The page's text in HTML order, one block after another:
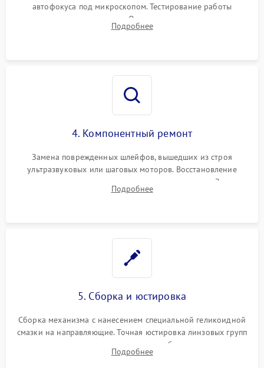
автофокуса под микроскопом. Тестирование работы
электромагнитного привода. Очистка оптических элементов
от пыли, следов влаги и грибка спецрастворами без
Подробнее
4. Компонентный ремонт
Замена поврежденных шлейфов, вышедших из строя
ультразвуковых или шаговых моторов. Восстановление
геометрии направляющих при заклинивании зума. Замена
неисправного блока диафрагмы, датчиков положения или
Подробнее
5. Сборка и юстировка
Сборка механизма с нанесением специальной геликоидной
смазки на направляющие. Точная юстировка линзовых групп
программным или механическим способом для устранения
бэк
Подробнее